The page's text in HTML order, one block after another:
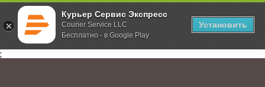
Курьер Сервис Экспресс
Courier Service LLC
Бесплатно - в Google Play
Установить
;
Главная О компании Новости Доставка отправлений по